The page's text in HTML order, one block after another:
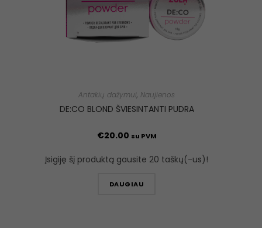
Antakių dažymui, Naujienos
DE:CO BLOND ŠVIESINTANTI PUDRA
€20.00 su PVM
Įsigiję šį produktą gausite 20 taškų(-us)!
DAUGIAU